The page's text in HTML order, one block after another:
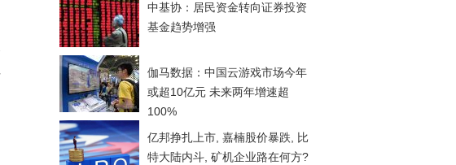
中基协：居民资金转向证券投资
基金趋势增强
伽马数据：中国云游戏市场今年
或超10亿元 未来两年增速超
100%
亿邦挣扎上市, 嘉楠股价暴跌, 比
特大陆内斗, 矿机企业路在何方?